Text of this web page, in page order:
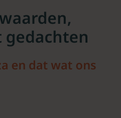
en dat wat ons